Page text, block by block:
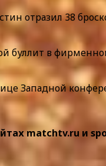
отразил 38
буллит в
Западной
matchtv.ru и